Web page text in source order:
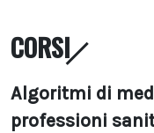
CORSI
Algoritmi di
professioni